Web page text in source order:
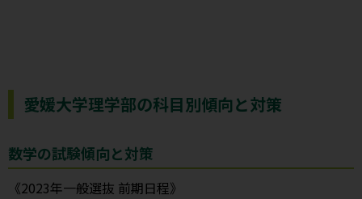
愛媛大学理学部の科目別傾向と対策
数学の試験傾向と対策
《2023年一般選抜 前期日程》